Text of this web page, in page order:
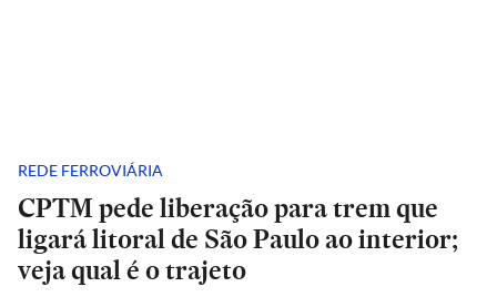
REDE FERROVIÁRIA
CPTM pede liberação para trem que
ligará litoral de São Paulo ao interior;
veja qual é o trajeto